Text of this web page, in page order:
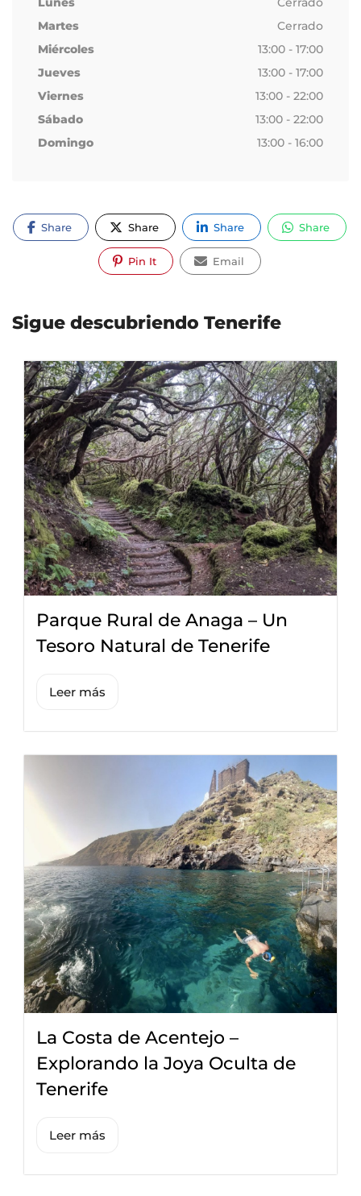
Martes
Cerrado
Miércoles
13:00 - 17:00
Jueves
13:00 - 17:00
Viernes
13:00 - 22:00
Sábado
13:00 - 22:00
Domingo
13:00 - 16:00
Share Share Share Share
Pin It Email
Sigue descubriendo Tenerife
Parque Rural de Anaga – Un
Tesoro Natural de Tenerife
Leer más
La Costa de Acentejo –
Explorando la Joya Oculta de
Tenerife
Leer más